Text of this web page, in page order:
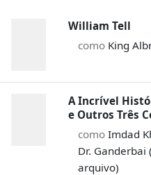
William Tell
como King
A Incrível
e Outros Três
como Imdad
Dr.
arquivo)